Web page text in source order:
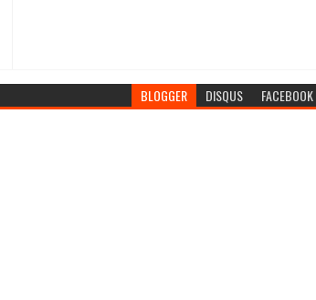
BLOGGER DISQUS FACEBOOK